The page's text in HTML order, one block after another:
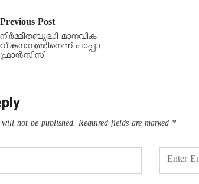
Previous Post
നിർമ്മിതബുദ്ധി മാനവിക
വികസനത്തിനെന്ന് പാപ്പാ
ഫ്രാൻസിസ്
will not be published. Required fields are marked *